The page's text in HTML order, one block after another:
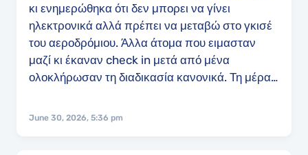
κι ενημερώθηκα ότι δεν μπορει να γίνει
ηλεκτρονικά αλλά πρέπει να μεταβώ στο γκισέ
του αεροδρόμιου. Άλλα άτομα που ειμασταν
μαζί κι έκαναν check in μετά από μένα
ολοκλήρωσαν τη διαδικασία κανονικά. Τη μέρα
ενημέρωσαν ότι η πτήση είναι overbooked και
June 30, 2026, 5:36 pm